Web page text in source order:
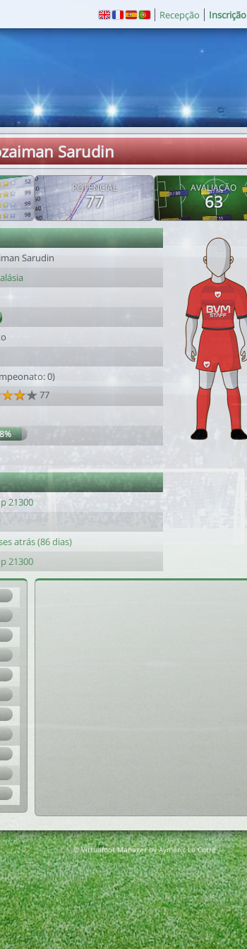
Recepção Inscrição
Sarudin
POTENCIAL
77
AVALIAÇÃO
63
Sarudin
0)
77
21300
atrás (86 dias)
21300
© Virtuafoot Manager by Aymeric Le Corre